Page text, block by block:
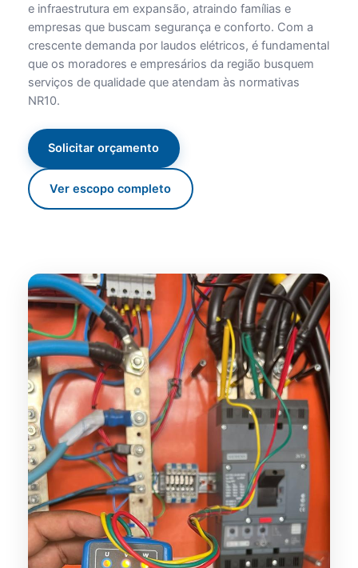
e infraestrutura em expansão, atraindo famílias e
empresas que buscam segurança e conforto. Com a
crescente demanda por laudos elétricos, é fundamental
que os moradores e empresários da região busquem
serviços de qualidade que atendam às normativas
NR10.
Solicitar orçamento
Ver escopo completo